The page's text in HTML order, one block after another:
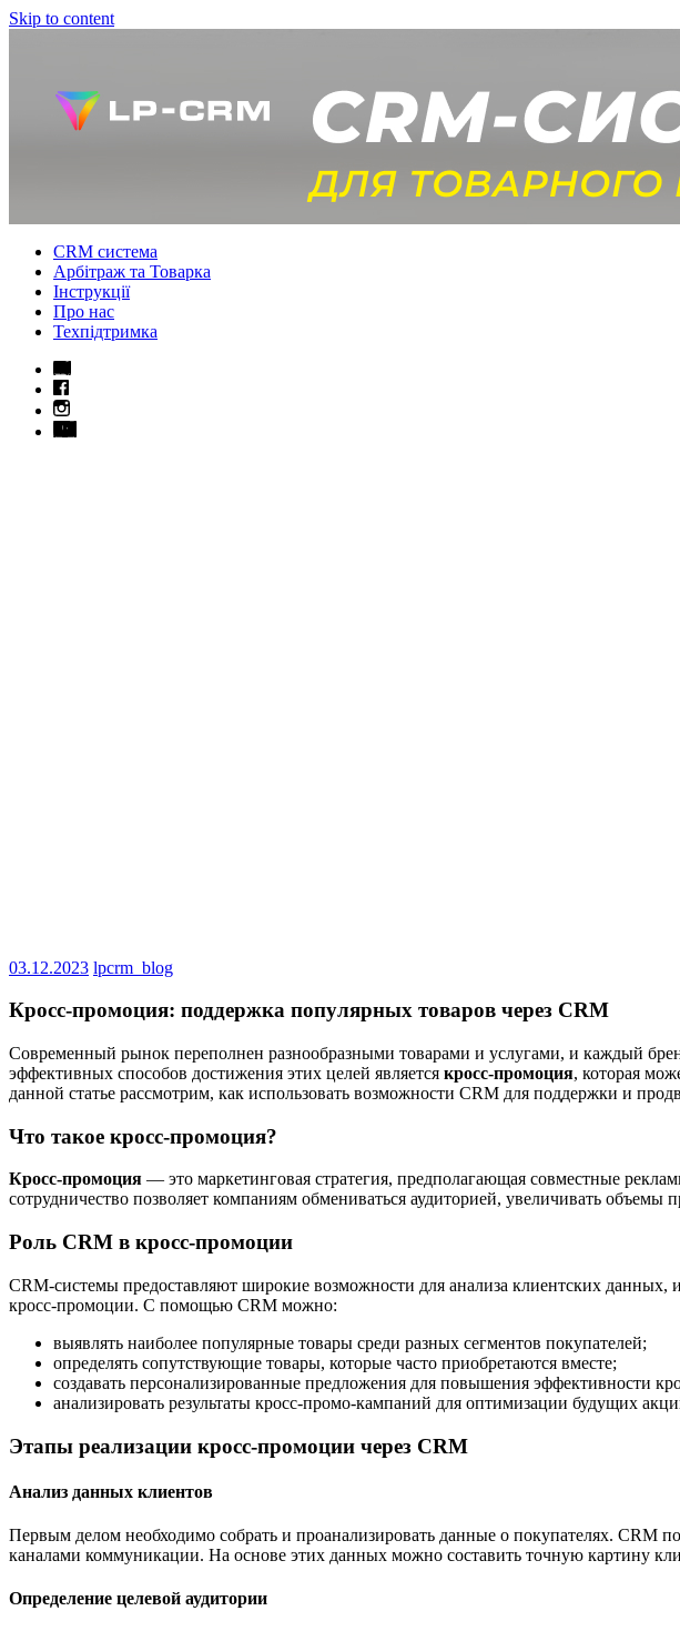
Skip to content
CRM система
Арбітраж та Товарка
Інструкції
Про нас
Техпідтримка
03.12.2023 lpcrm_blog
Кросс-промоция: поддержка популярных товаров через CRM
Современный рынок переполнен разнообразными товарами и услугами, и каждый
эффективных способов достижения этих целей является кросс-промоция, которая
данной статье рассмотрим, как использовать возможности CRM для поддержки и
Что такое кросс-промоция?
Кросс-промоция — это маркетинговая стратегия, предполагающая совместные
сотрудничество позволяет компаниям обмениваться аудиторией, увеличивать объемы
Роль CRM в кросс-промоции
CRM-системы предоставляют широкие возможности для анализа клиентских
кросс-промоции. С помощью CRM можно:
выявлять наиболее популярные товары среди разных сегментов покупателей;
определять сопутствующие товары, которые часто приобретаются вместе;
создавать персонализированные предложения для повышения эффективности
анализировать результаты кросс-промо-кампаний для оптимизации будущих
Этапы реализации кросс-промоции через CRM
Анализ данных клиентов
Первым делом необходимо собрать и проанализировать данные о покупателях. CRM
каналами коммуникации. На основе этих данных можно составить точную картину
Определение целевой аудитории